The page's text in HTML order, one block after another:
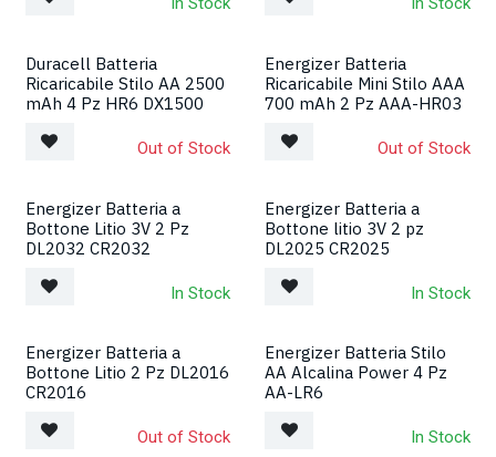
Duracell Batteria
Ricaricabile Stilo AA 2500
mAh 4 Pz HR6 DX1500
Out of Stock
Energizer Batteria
Ricaricabile Mini Stilo AAA
700 mAh 2 Pz AAA-HR03
Out of Stock
Energizer Batteria a
Bottone Litio 3V 2 Pz
DL2032 CR2032
In Stock
Energizer Batteria a
Bottone litio 3V 2 pz
DL2025 CR2025
In Stock
Energizer Batteria a
Bottone Litio 2 Pz DL2016
CR2016
Out of Stock
Energizer Batteria Stilo
AA Alcalina Power 4 Pz
AA-LR6
In Stock